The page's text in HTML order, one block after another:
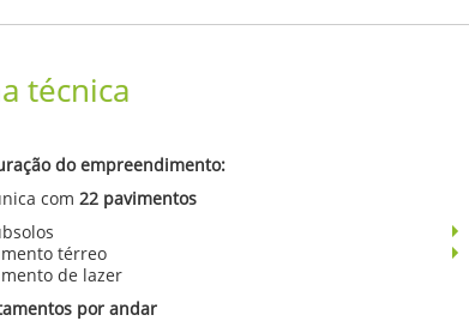
técnica
do empreendimento:
com 22 pavimentos
térreo
de lazer
por andar